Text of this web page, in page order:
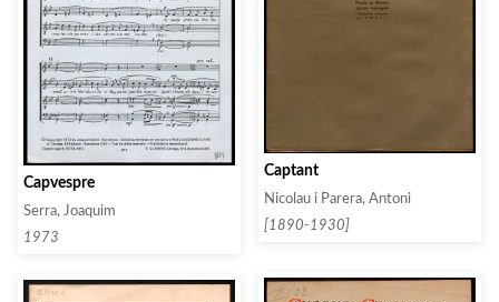
Capvespre
Serra, Joaquim
1973
Captant
Nicolau i Parera, Antoni
[1890-1930]